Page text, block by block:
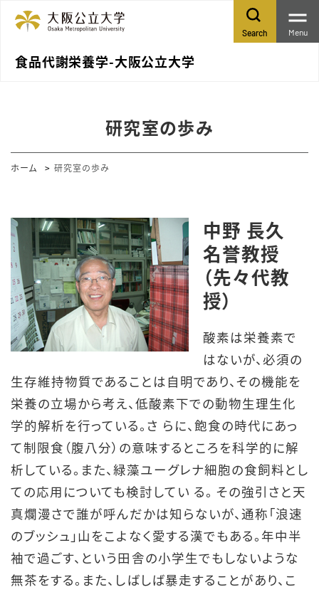
食品代謝栄養学-大阪公立大学
Search Menu
研究室の歩み
ホーム 研究室の歩み
中野 長久
名誉教授
（先々代教
授）
酸素は栄養素で
はないが、必須の
生存維持物質であることは自明であり、その機能を
栄養の立場から考え、低酸素下での動物生理生化
学的解析を行っている。さ らに、飽食の時代にあっ
て制限食（腹八分）の意味するところを科学的に解
析している。また、緑藻ユーグレナ細胞の食飼料とし
ての応用についても検討してい る。 その強引さと天
真爛漫さで誰が呼んだかは知らないが、通称「浪速
のブッシュ」山をこよなく愛する漢でもある。年中半
袖で過ごす、という田舎の小学生でもしないような
無茶をする。また、しばしば暴走することがあり、こ